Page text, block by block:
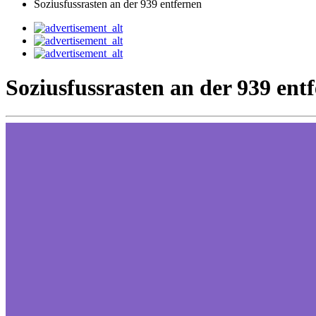
Soziusfussrasten an der 939 entfernen
Soziusfussrasten an der 939